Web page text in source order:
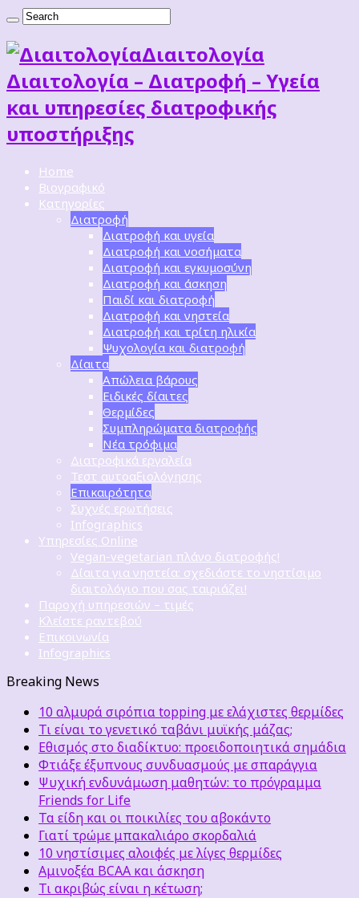
Διαιτoλογία
Διαιτολογία – Διατροφή – Υγεία
και υπηρεσίες διατροφικής
υποστήριξης
Home
Βιογραφικό
Κατηγορίες
Διατροφή
Διατροφή και υγεία
Διατροφή και νοσήματα
Διατροφή και εγκυμοσύνη
Διατροφή και άσκηση
Παιδί και διατροφή
Διατροφή και νηστεία
Διατροφή και τρίτη ηλικία
Ψυχολογία και διατροφή
Δίαιτα
Απώλεια βάρους
Ειδικές δίαιτες
Θερμίδες
Συμπληρώματα διατροφής
Νέα τρόφιμα
Διατροφικά εργαλεία
Τεστ αυτοαξιολόγησης
Επικαιρότητα
Συχνές ερωτήσεις
Infographics
Υπηρεσίες Online
Vegan-vegetarian πλάνο διατροφής!
Δίαιτα για νηστεία: σχεδιάστε το νηστίσιμο
διαιτολόγιο που σας ταιριάζει!
Παροχή υπηρεσιών – τιμές
Κλείστε ραντεβού
Επικοινωνία
Infographics
Breaking News
10 αλμυρά σιρόπια topping με ελάχιστες θερμίδες
Τι είναι το γενετικό ταβάνι μυϊκής μάζας;
Εθισμός στο διαδίκτυο: προειδοποιητικά σημάδια
Φτιάξε έξυπνους συνδυασμούς με σπαράγγια
Ψυχική ενδυνάμωση μαθητών: το πρόγραμμα
Friends for Life
Τα είδη και οι ποικιλίες του αβοκάντο
Γιατί τρώμε μπακαλιάρο σκορδαλιά
10 νηστίσιμες αλοιφές με λίγες θερμίδες
Αμινοξέα BCAA και άσκηση
Τι ακριβώς είναι η κέτωση;